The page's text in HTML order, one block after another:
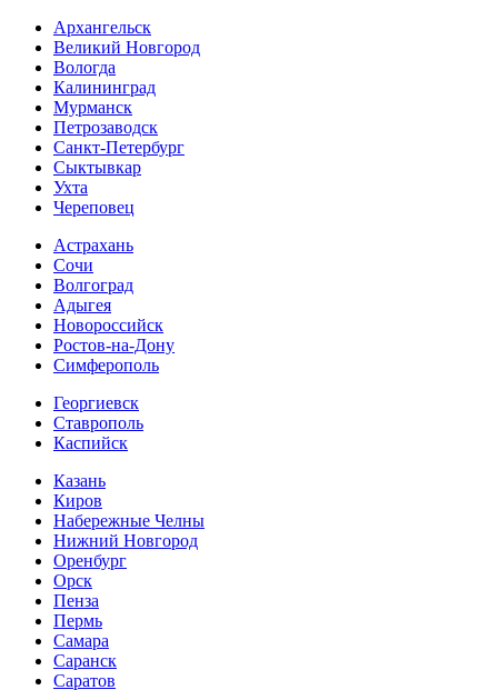
Архангельск
Великий Новгород
Вологда
Калининград
Мурманск
Петрозаводск
Санкт-Петербург
Сыктывкар
Ухта
Череповец
Астрахань
Сочи
Волгоград
Адыгея
Новороссийск
Ростов-на-Дону
Симферополь
Георгиевск
Ставрополь
Каспийск
Казань
Киров
Набережные Челны
Нижний Новгород
Оренбург
Орск
Пенза
Пермь
Самара
Саранск
Саратов